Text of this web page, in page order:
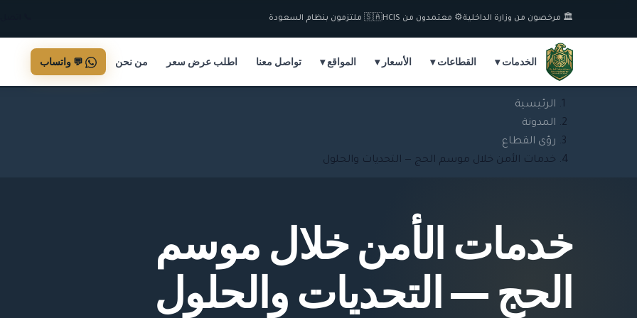
🏛️ مرخصون من وزارة الداخلية⚙️ معتمدون من HCIS 🇸🇦 ملتزمون بنظام السعودة
الخدمات ▾ القطاعات ▾ الأسعار ▾ المواقع ▾ تواصل معنا اطلب عرض سعر من نحن 💬 واتساب
الرئيسية
المدونة
رؤى القطاع
خدمات الأمن خلال موسم الحج — التحديات والحلول
خدمات الأمن خلال موسم
الحج — التحديات والحلول